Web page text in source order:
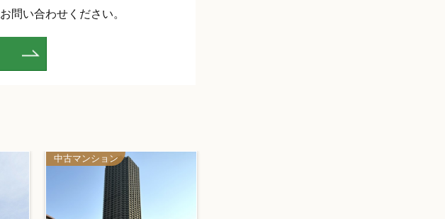
問い合わせください。
中古マンション